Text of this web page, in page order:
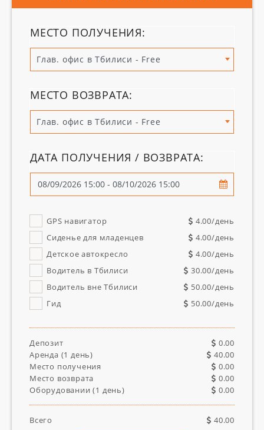
МЕСТО ПОЛУЧЕНИЯ:
Глав. офис в Тбилиси - Free
МЕСТО ВОЗВРАТА:
Глав. офис в Тбилиси - Free
ДАТА ПОЛУЧЕНИЯ / ВОЗВРАТА:
GPS навигатор 4.00/день
Сиденье для младенцев
4.00/день
Детское автокресло
4.00/день
Водитель в Тбилиси
30.00/день
Водитель вне Тбилиси
50.00/день
Гид
50.00/день
Депозит
0.00
Аренда (1 день)
40.00
Место получения
0.00
Место возврата
0.00
Оборудовании (1 день) 0.00
Всего 40.00